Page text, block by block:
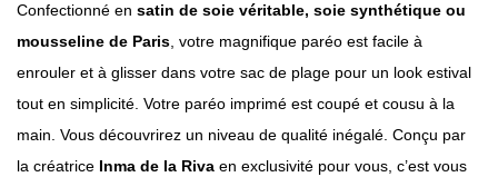
Confectionné en satin de soie véritable, soie synthétique ou
mousseline de Paris, votre magnifique paréo est facile à
enrouler et à glisser dans votre sac de plage pour un look estival
tout en simplicité. Votre paréo imprimé est coupé et cousu à la
main. Vous découvrirez un niveau de qualité inégalé. Conçu par
la créatrice Inma de la Riva en exclusivité pour vous, c’est vous